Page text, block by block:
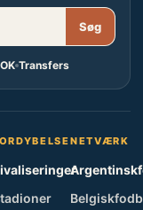
Søg
Transfers
NETVÆRK